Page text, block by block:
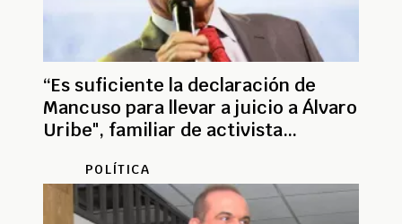
“Es suficiente la declaración de
Mancuso para llevar a juicio a Álvaro
Uribe", familiar de activista
POLÍTICA